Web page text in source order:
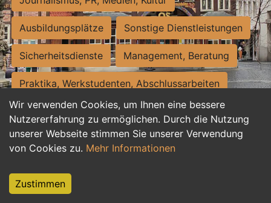
Wir verwenden Cookies, um Ihnen eine bessere
Nutzererfahrung zu ermöglichen. Durch die Nutzung
unserer Webseite stimmen Sie unserer Verwendung
von Cookies zu. Mehr Informationen
Zustimmen
Ausbildungsplätze Sonstige Dienstleistungen
Sicherheitsdienste Management, Beratung
Praktika, Werkstudenten, Abschlussarbeiten
Personalwesen Assistenz, Sekretariat
Hilfskräfte, Aushilfs- und Nebenjobs
Weiterbildung, Studium, duale Ausbildung